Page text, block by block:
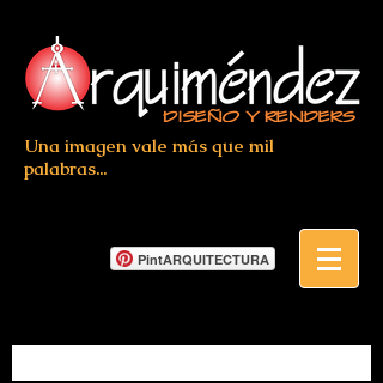
Una imagen vale más que mil
palabras...
PintARQUITECTURA